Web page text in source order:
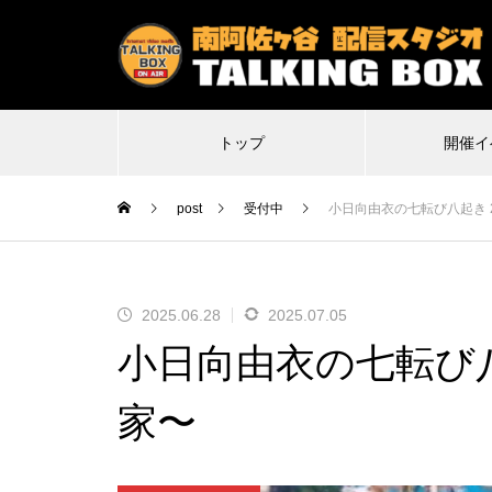
トップ 開催
特殊平場ライブ「気付けば魔界に
こんな感じ」
不
post 受付中 小日向由衣の七転び八起き
2025.06.28 2025.07.05
小日向由衣の七転
家〜